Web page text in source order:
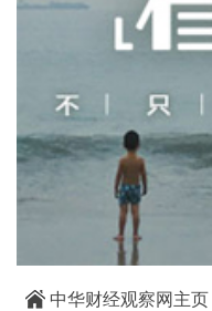
中华财经观察网主页